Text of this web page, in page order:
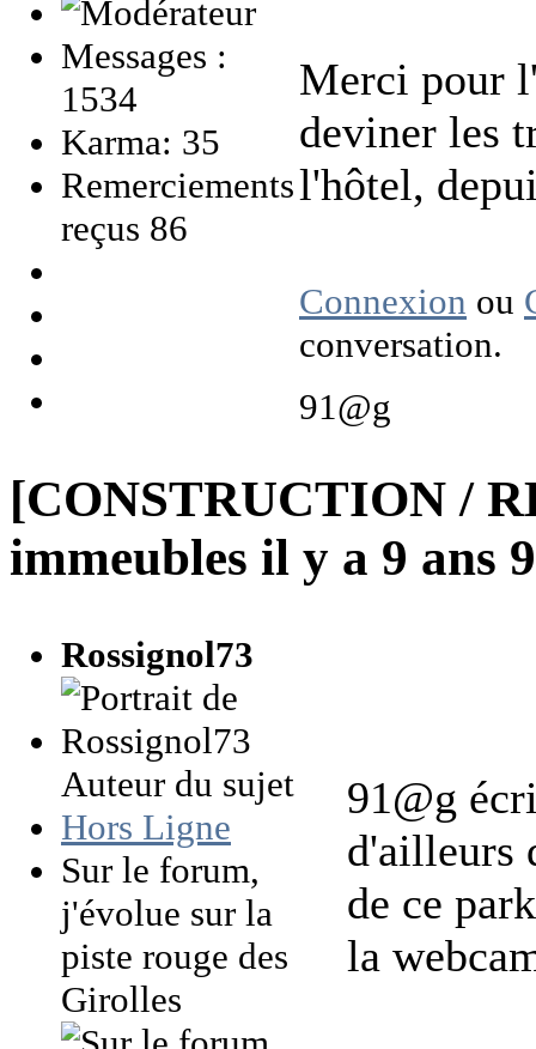
Messages :
1534
Karma: 35
Remerciements
reçus 86
Merci pour
deviner les
l'hôtel,
Connexion ou
conversation.
91@g
[CONSTRUCTION /
immeubles il y a 9 ans
Rossignol73
Auteur du sujet
Hors Ligne
Sur le forum,
j'évolue sur la
piste rouge des
Girolles
91@g
d'ailleurs
de ce
la